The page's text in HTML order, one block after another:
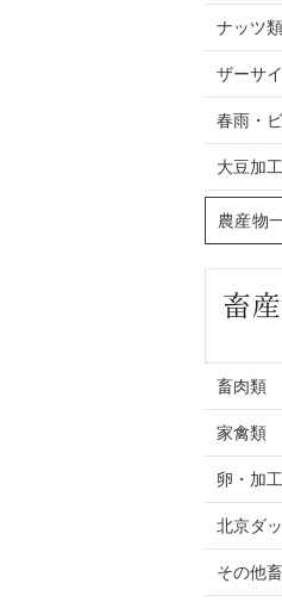
ナッツ
ザーサ
春雨・
大豆加
農産物
畜肉類
家禽類
卵・加
北京ダ
その他